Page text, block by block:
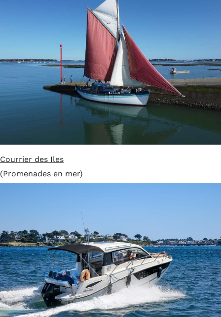
Courrier des Iles
(Promenades en mer)